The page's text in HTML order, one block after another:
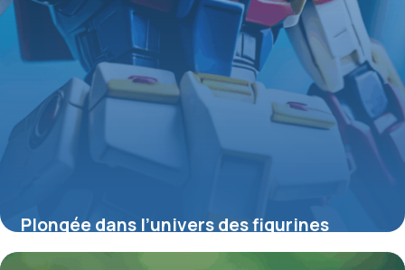
Plongée dans l’univers des figurines
Gundam : entre passion, collection et